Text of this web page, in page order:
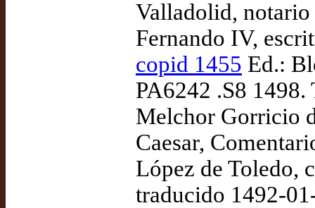
Valladolid,
Fernando IV,
copid 1455 Ed.:
PA6242 .S8 1498.
Melchor Gorricio
Caesar,
López de Toledo,
traducido 1492-